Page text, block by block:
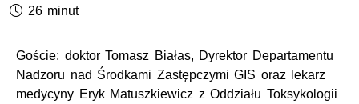
Czas trwania podcastu:
26 minut
Goście: doktor Tomasz Białas, Dyrektor Departamentu
Nadzoru nad Środkami Zastępczymi GIS oraz lekarz
medycyny Eryk Matuszkiewicz z Oddziału Toksykologii